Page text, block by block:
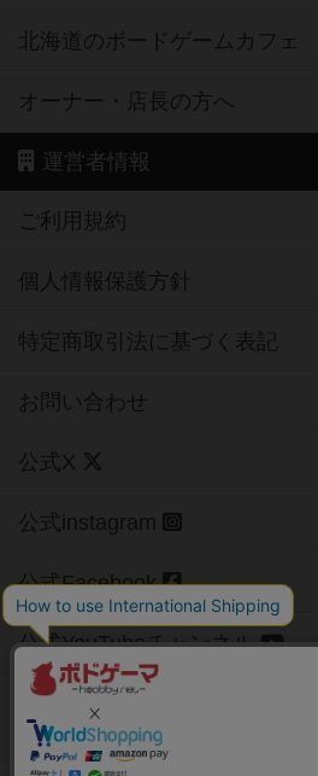
北海道のボードゲームカフェ
オーナー・店長の方へ
運営者情報
ご利用規約
個人情報保護方針
特定商取引法に基づく表記
お問い合わせ
公式X
公式instagram
公式Facebook
公式YouTubeチャンネル